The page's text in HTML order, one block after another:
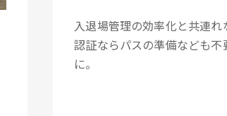
入退場管理の効率化と共連
認証ならパスの準備なども
に。